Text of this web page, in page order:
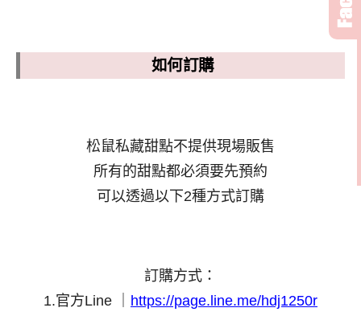
如何訂購
松鼠私藏甜點不提供現場販售
所有的甜點都必須要先預約
可以透過以下2種方式訂購
訂購方式：
1.官方Line ｜ https://page.line.me/hdj1250r